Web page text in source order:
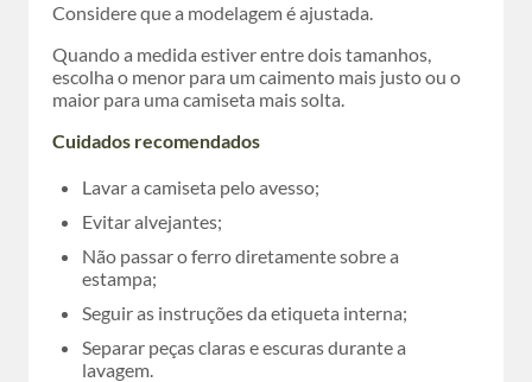
Considere que a modelagem é ajustada.
Quando a medida estiver entre dois tamanhos,
escolha o menor para um caimento mais justo ou o
maior para uma camiseta mais solta.
Cuidados recomendados
Lavar a camiseta pelo avesso;
Evitar alvejantes;
Não passar o ferro diretamente sobre a
estampa;
Seguir as instruções da etiqueta interna;
Separar peças claras e escuras durante a
lavagem.